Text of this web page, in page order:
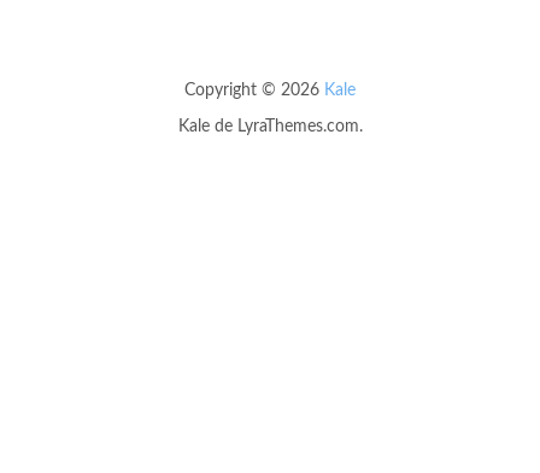
Copyright © 2026 Kale
Kalede LyraThemes.com.